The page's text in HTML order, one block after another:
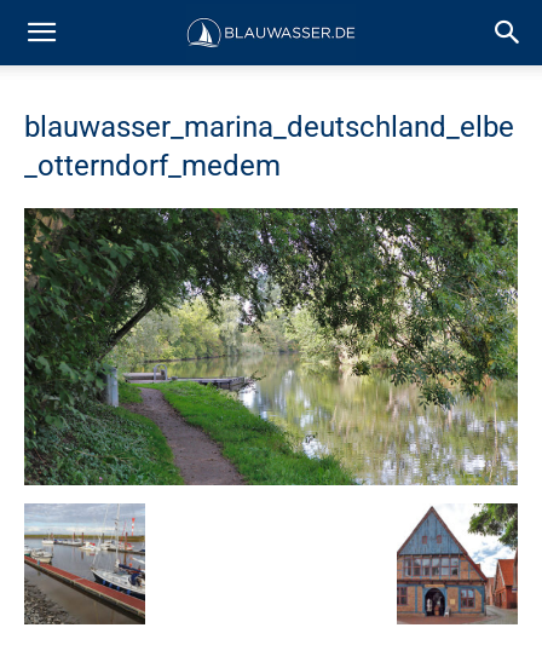
blauwasser_marina_deutschland_elbe
_otterndorf_medem